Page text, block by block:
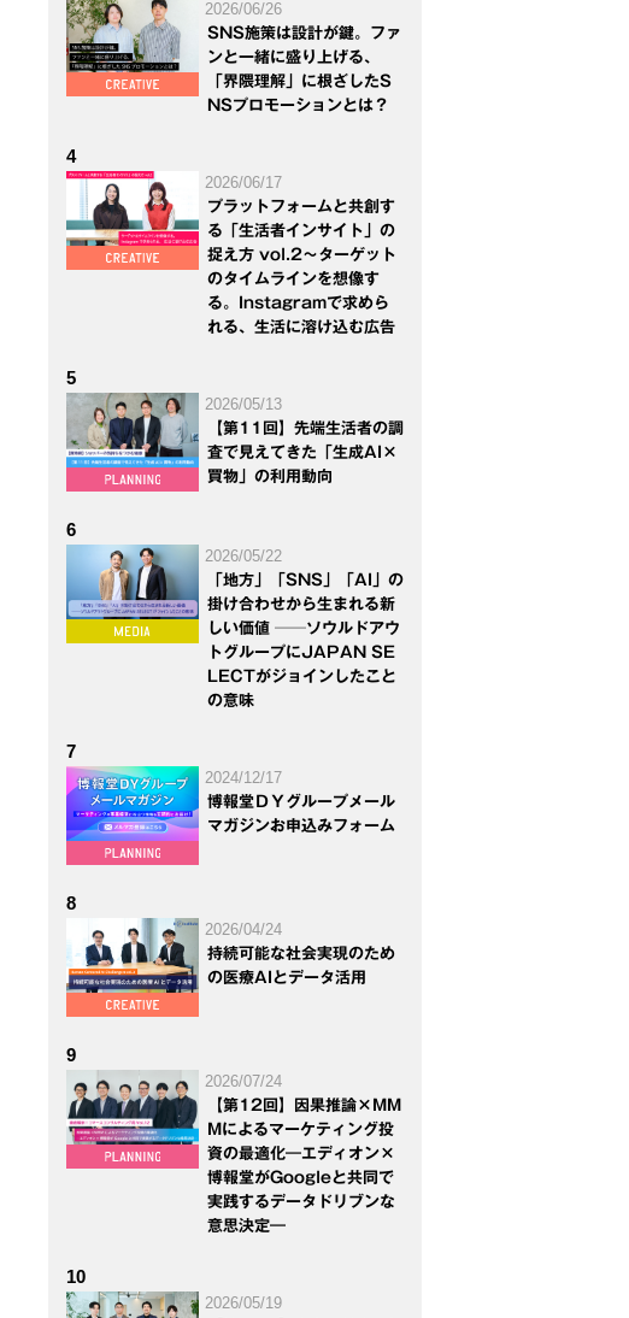
2026/06/26
SNS施策は設計が鍵。ファ
ンと一緒に盛り上げる、
「界隈理解」に根ざしたS
NSプロモーションとは？
4
2026/06/17
プラットフォームと共創す
る「生活者インサイト」の
捉え方 vol.2～ターゲット
のタイムラインを想像す
る。Instagramで求めら
れる、生活に溶け込む広告
5
2026/05/13
【第11回】先端生活者の調
査で見えてきた「生成AI×
買物」の利用動向
6
2026/05/22
「地方」「SNS」「AI」の
掛け合わせから生まれる新
しい価値 ──ソウルドアウ
トグループにJAPAN SE
LECTがジョインしたこと
の意味
7
2024/12/17
博報堂ＤＹグループメール
マガジンお申込みフォーム
8
2026/04/24
持続可能な社会実現のため
の医療AIとデータ活用
9
2026/07/24
【第12回】因果推論×MM
Mによるマーケティング投
資の最適化―エディオン×
博報堂がGoogleと共同で
実践するデータドリブンな
意思決定―
10
2026/05/19